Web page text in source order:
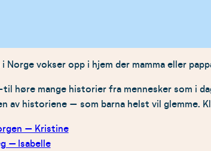
i Norge vokser opp i hjem der mamma eller
høre mange historier fra mennesker som i
av historiene – som barna helst vil glemme.
– Kristine
– Isabelle